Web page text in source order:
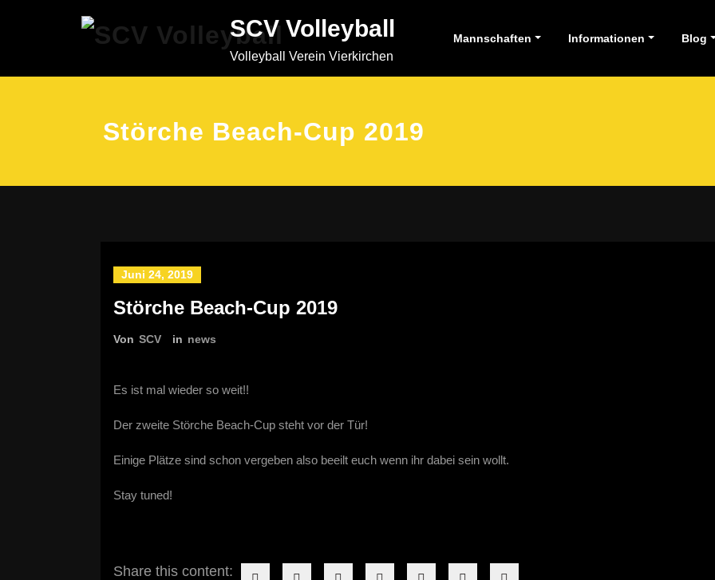
SCV Volleyball
Volleyball Verein Vierkirchen
Mannschaften Informationen Blog
Störche Beach-Cup 2019
Juni 24, 2019
Störche Beach-Cup 2019
Von SCV in news
Es ist mal wieder so weit!!
Der zweite Störche Beach-Cup steht vor der Tür!
Einige Plätze sind schon vergeben also beeilt euch wenn ihr dabei sein wollt.
Stay tuned!
Share this content: